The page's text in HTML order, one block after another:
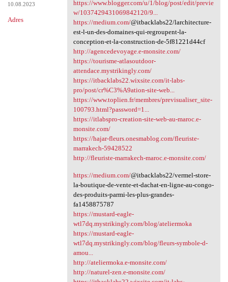
10.08.2023
Adres
https://www.blogger.com/u/1/blog/post/edit/previe
w/1037429431069842120/9...
https://medium.com/@itbacklabs22/larchitecture-
est-l-un-des-domaines-qui-regroupent-la-
conception-et-la-construction-de-5f81221d44cf
http://agencedevoyage.e-monsite.com/
https://tourisme-atlasoutdoor-
attendace.mystrikingly.com/
https://itbacklabs22.wixsite.com/it-labs-
pro/post/cr%C3%A9ation-site-web...
https://www.toplien.fr/membres/previsualiser_site-
100793.html?password=1...
https://itlabspro-creation-site-web-au-maroc.e-
monsite.com/
https://hajar-fleurs.onesmablog.com/fleuriste-
marrakech-59428522
http://fleuriste-marrakech-maroc.e-monsite.com/
https://medium.com/@itbacklabs22/vermel-store-
la-boutique-de-vente-et-dachat-en-ligne-au-congo-
des-produits-parmi-les-plus-grandes-
fa1458875787
https://mustard-eagle-
wtl7dq.mystrikingly.com/blog/ateliermoka
https://mustard-eagle-
wtl7dq.mystrikingly.com/blog/fleurs-symbole-d-
amou...
http://ateliermoka.e-monsite.com/
http://naturel-zen.e-monsite.com/